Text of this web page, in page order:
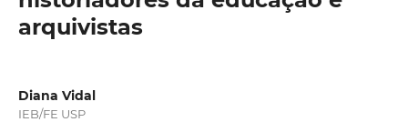
arquivistas
Diana Vidal
IEB/FE USP